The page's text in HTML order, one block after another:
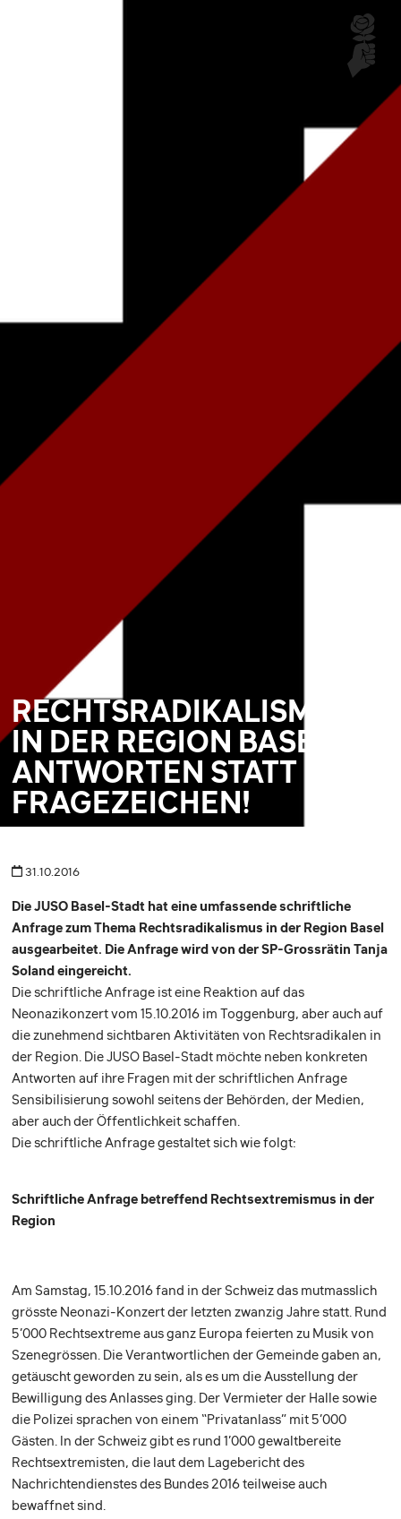
RECHTSRADIKALISMUS
IN DER REGION BASEL:
ANTWORTEN STATT
FRAGEZEICHEN!
31.10.2016
Die JUSO Basel-Stadt hat eine umfassende schriftliche
Anfrage zum Thema Rechtsradikalismus in der Region Basel
ausgearbeitet. Die Anfrage wird von der SP-Grossrätin Tanja
Soland eingereicht.
Die schriftliche Anfrage ist eine Reaktion auf das
Neonazikonzert vom 15.10.2016 im Toggenburg, aber auch auf
die zunehmend sichtbaren Aktivitäten von Rechtsradikalen in
der Region. Die JUSO Basel-Stadt möchte neben konkreten
Antworten auf ihre Fragen mit der schriftlichen Anfrage
Sensibilisierung sowohl seitens der Behörden, der Medien,
aber auch der Öffentlichkeit schaffen.
Die schriftliche Anfrage gestaltet sich wie folgt:
Schriftliche Anfrage betreffend Rechtsextremismus in der
Region
Am Samstag, 15.10.2016 fand in der Schweiz das mutmasslich
grösste Neonazi-Konzert der letzten zwanzig Jahre statt. Rund
5’000 Rechtsextreme aus ganz Europa feierten zu Musik von
Szenegrössen. Die Verantwortlichen der Gemeinde gaben an,
getäuscht geworden zu sein, als es um die Ausstellung der
Bewilligung des Anlasses ging. Der Vermieter der Halle sowie
die Polizei sprachen von einem “Privatanlass” mit 5’000
Gästen. In der Schweiz gibt es rund 1’000 gewaltbereite
Rechtsextremisten, die laut dem Lagebericht des
Nachrichtendienstes des Bundes 2016 teilweise auch
bewaffnet sind.